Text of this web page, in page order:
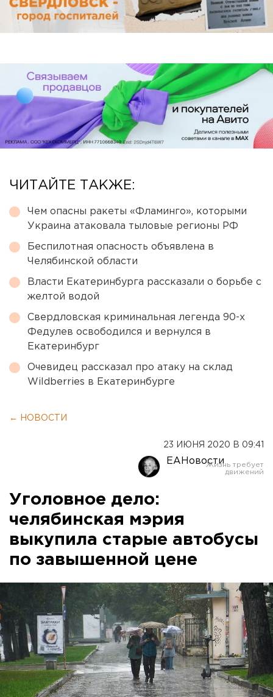
ЧИТАЙТЕ ТАКЖЕ:
Чем опасны ракеты «Фламинго», которыми
Украина атаковала тыловые регионы РФ
Беспилотная опасность объявлена в
Челябинской области
Власти Екатеринбурга рассказали о борьбе с
желтой водой
Свердловская криминальная легенда 90-х
Федулев освободился и вернулся в
Екатеринбург
Очевидец рассказал про атаку на склад
Wildberries в Екатеринбурге
← НОВОСТИ
23 ИЮНЯ 2020 В 09:41
ЕАНовости
Уголовное дело:
челябинская мэрия
выкупила старые автобусы
по завышенной цене